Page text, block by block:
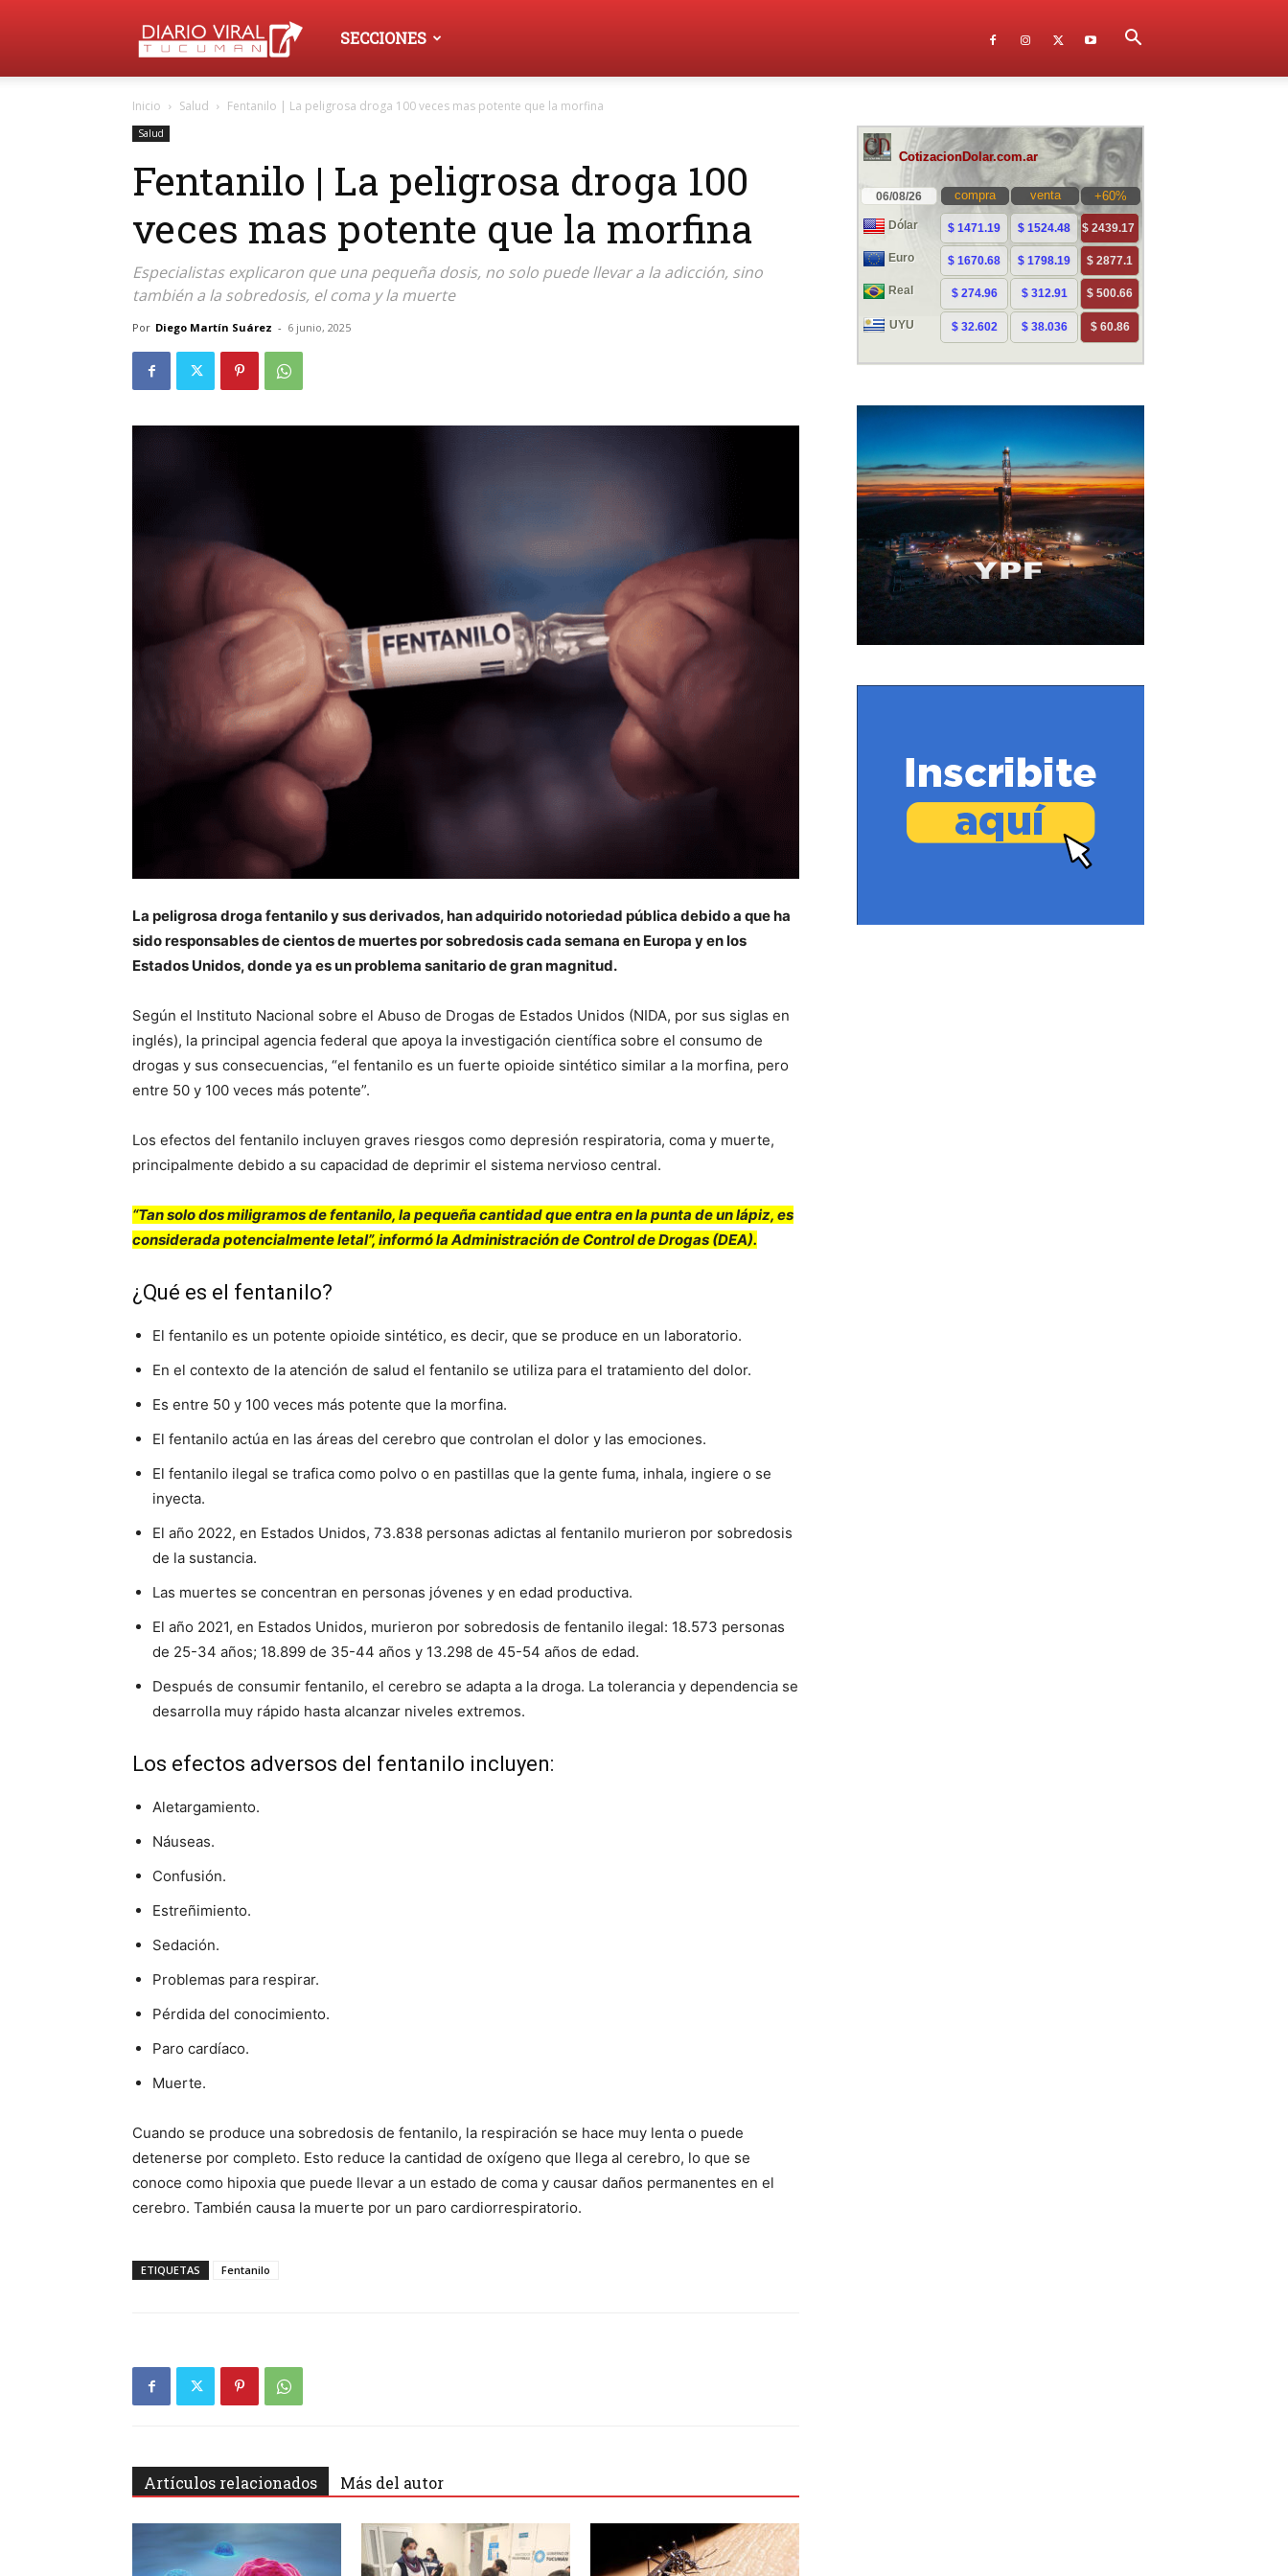
Diario
Viral
Tucumán
SECCIONES
Inicio Salud Fentanilo | La peligrosa droga 100 veces mas potente que la morfina
Salud
Fentanilo | La peligrosa droga 100
veces mas potente que la morfina
Especialistas explicaron que una pequeña dosis, no solo puede llevar a la adicción, sino
también a la sobredosis, el coma y la muerte
Por Diego Martín Suárez - 6 junio, 2025
La peligrosa droga fentanilo y sus derivados, han adquirido notoriedad pública debido a que ha
sido responsables de cientos de muertes por sobredosis cada semana en Europa y en los
Estados Unidos, donde ya es un problema sanitario de gran magnitud.
Según el Instituto Nacional sobre el Abuso de Drogas de Estados Unidos (NIDA, por sus siglas en
inglés), la principal agencia federal que apoya la investigación científica sobre el consumo de
drogas y sus consecuencias, “el fentanilo es un fuerte opioide sintético similar a la morfina, pero
entre 50 y 100 veces más potente”.
Los efectos del fentanilo incluyen graves riesgos como depresión respiratoria, coma y muerte,
principalmente debido a su capacidad de deprimir el sistema nervioso central.
“Tan solo dos miligramos de fentanilo, la pequeña cantidad que entra en la punta de un lápiz, es
considerada potencialmente letal”, informó la Administración de Control de Drogas (DEA).
¿Qué es el fentanilo?
El fentanilo es un potente opioide sintético, es decir, que se produce en un laboratorio.
En el contexto de la atención de salud el fentanilo se utiliza para el tratamiento del dolor.
Es entre 50 y 100 veces más potente que la morfina.
El fentanilo actúa en las áreas del cerebro que controlan el dolor y las emociones.
El fentanilo ilegal se trafica como polvo o en pastillas que la gente fuma, inhala, ingiere o se
inyecta.
El año 2022, en Estados Unidos, 73.838 personas adictas al fentanilo murieron por sobredosis
de la sustancia.
Las muertes se concentran en personas jóvenes y en edad productiva.
El año 2021, en Estados Unidos, murieron por sobredosis de fentanilo ilegal: 18.573 personas
de 25-34 años; 18.899 de 35-44 años y 13.298 de 45-54 años de edad.
Después de consumir fentanilo, el cerebro se adapta a la droga. La tolerancia y dependencia se
desarrolla muy rápido hasta alcanzar niveles extremos.
Los efectos adversos del fentanilo incluyen:
Aletargamiento.
Náuseas.
Confusión.
Estreñimiento.
Sedación.
Problemas para respirar.
Pérdida del conocimiento.
Paro cardíaco.
Muerte.
Cuando se produce una sobredosis de fentanilo, la respiración se hace muy lenta o puede
detenerse por completo. Esto reduce la cantidad de oxígeno que llega al cerebro, lo que se
conoce como hipoxia que puede llevar a un estado de coma y causar daños permanentes en el
cerebro. También causa la muerte por un paro cardiorrespiratorio.
ETIQUETAS Fentanilo
Artículos relacionados Más del autor